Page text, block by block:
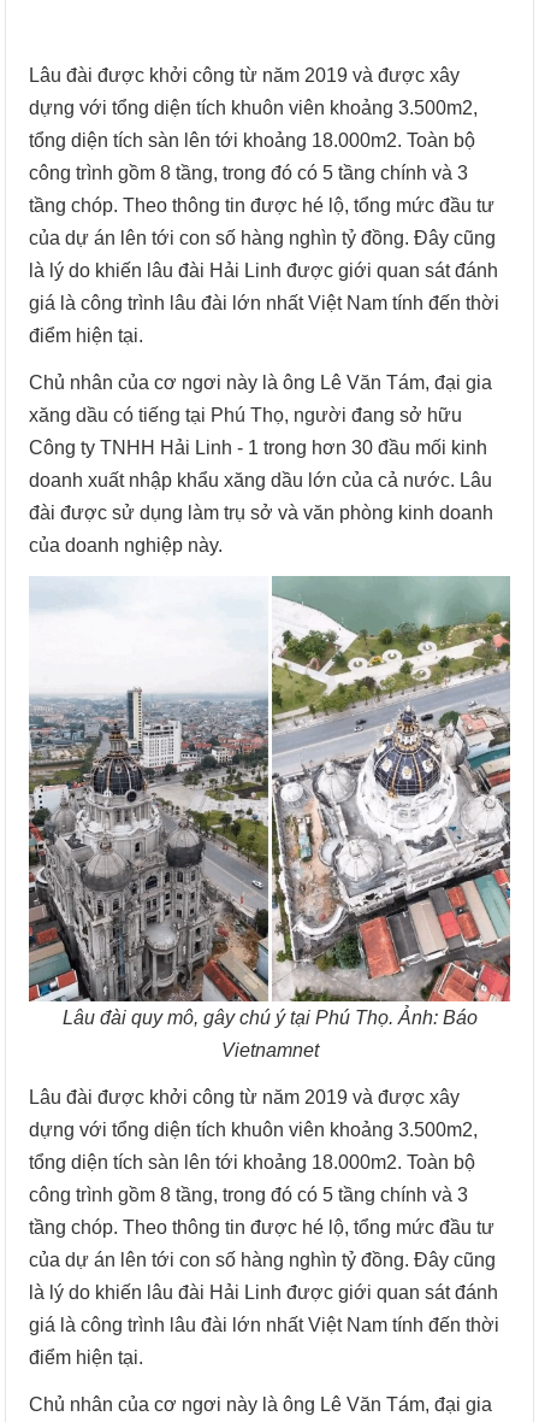
Lâu đài được khởi công từ năm 2019 và được xây
dựng với tổng diện tích khuôn viên khoảng 3.500m2,
tổng diện tích sàn lên tới khoảng 18.000m2. Toàn bộ
công trình gồm 8 tầng, trong đó có 5 tầng chính và 3
tầng chóp. Theo thông tin được hé lộ, tổng mức đầu tư
của dự án lên tới con số hàng nghìn tỷ đồng. Đây cũng
là lý do khiến lâu đài Hải Linh được giới quan sát đánh
giá là công trình lâu đài lớn nhất Việt Nam tính đến thời
điểm hiện tại.
Chủ nhân của cơ ngơi này là ông Lê Văn Tám, đại gia
xăng dầu có tiếng tại Phú Thọ, người đang sở hữu
Công ty TNHH Hải Linh - 1 trong hơn 30 đầu mối kinh
doanh xuất nhập khẩu xăng dầu lớn của cả nước. Lâu
đài được sử dụng làm trụ sở và văn phòng kinh doanh
của doanh nghiệp này.
Lâu đài quy mô, gây chú ý tại Phú Thọ. Ảnh: Báo
Vietnamnet
Lâu đài được khởi công từ năm 2019 và được xây
dựng với tổng diện tích khuôn viên khoảng 3.500m2,
tổng diện tích sàn lên tới khoảng 18.000m2. Toàn bộ
công trình gồm 8 tầng, trong đó có 5 tầng chính và 3
tầng chóp. Theo thông tin được hé lộ, tổng mức đầu tư
của dự án lên tới con số hàng nghìn tỷ đồng. Đây cũng
là lý do khiến lâu đài Hải Linh được giới quan sát đánh
giá là công trình lâu đài lớn nhất Việt Nam tính đến thời
điểm hiện tại.
Chủ nhân của cơ ngơi này là ông Lê Văn Tám, đại gia